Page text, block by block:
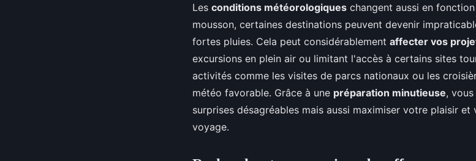
Les conditions météorologiques changent aussi en
mousson, certaines destinations peuvent devenir
fortes pluies. Cela peut considérablement affecter vos
excursions en plein air ou limitant l'accès à certains sites
activités comme les visites de parcs nationaux ou les
météo favorable. Grâce à une préparation minutieuse,
surprises désagréables mais aussi maximiser votre plaisir
voyage.